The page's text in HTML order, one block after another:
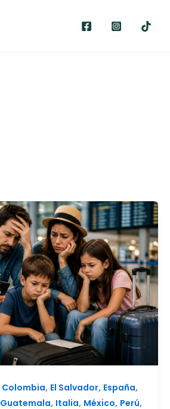
Colombia, El Salvador, España,
Guatemala, Italia, México, Perú,